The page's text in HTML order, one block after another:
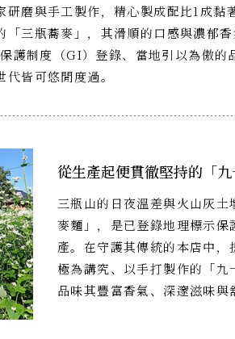
研磨與手工製作，精心製成配比1成黏
三瓶蕎麥」，其滑順的口感與濃郁
護制度（GI）登錄、當地引以為傲的
皆可悠閒度過。
從生產起便貫徹堅持的「九
三瓶山的日夜溫差與火山灰土
麥麵」，是已登錄地理標示保
產。在守護其傳統的本店中，
極為講究、以手打製作的「九
品味其豐富香氣、深邃滋味與